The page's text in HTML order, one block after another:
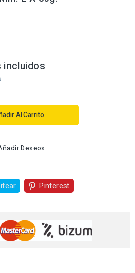
incluidos
Al Carrito
Deseos
Pinterest